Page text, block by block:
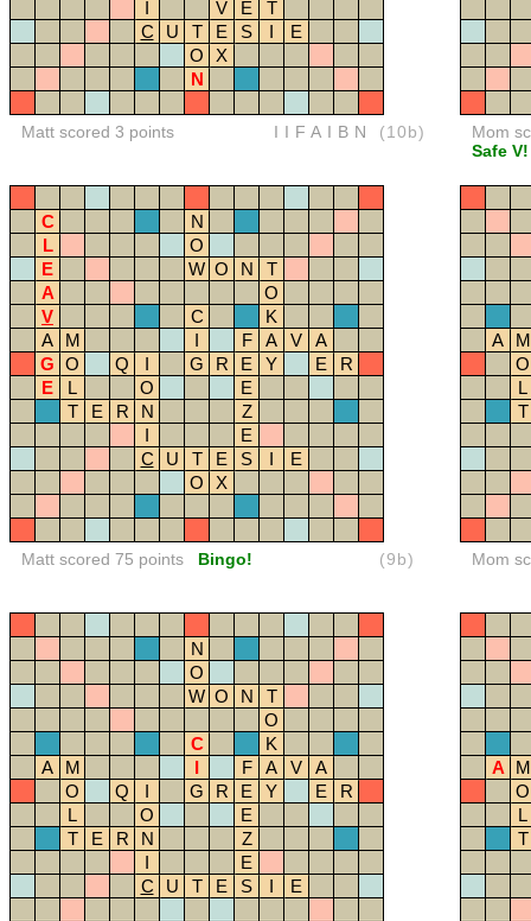
I V E
T
C
U T E S I
E
O
X
N
Matt scored 3 points IIFAIBN (10b)
Mom
Safe V!
C
N
L
O
E
W O N
T
A
O
V
C
K
A
M I F A V
A
G O Q I G R E Y E
R
E
L O
E
T
E R N
Z
I
E
C
U T E S I
E
O
X
Matt scored 75 points Bingo! (9b)
A
M
O
L
T
Mom
N
O
W O N
T
O
C
K
A
M I F A V
A
O
Q I G R E Y E
R
L
O
E
T
E R N
Z
I
E
C
U T E S I E
A
M
O
L
T